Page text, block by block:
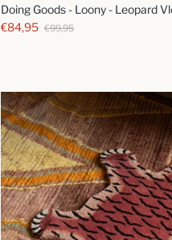
Doing Goods - Loony - Leopard
€84,95 €99,95